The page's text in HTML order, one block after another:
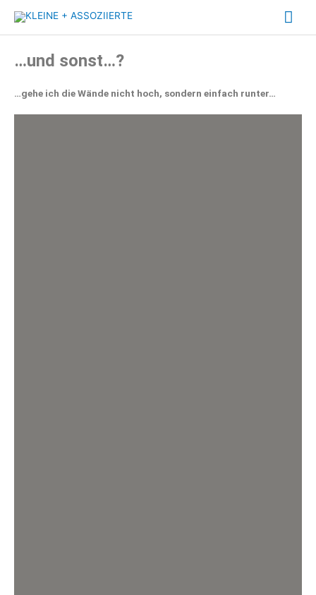
Inhalt
springen
…und sonst…?
…gehe ich die Wände nicht hoch, sondern einfach runter…